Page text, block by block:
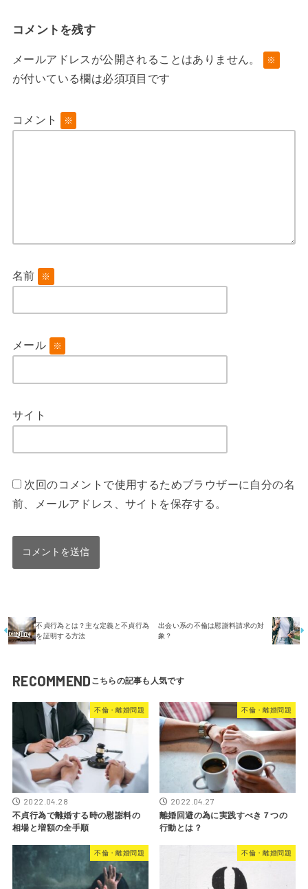
コメントを残す
メールアドレスが公開されることはありません。 ※
が付いている欄は必須項目です
コメント ※
名前 ※
メール ※
サイト
次回のコメントで使用するためブラウザーに自分の名
前、メールアドレス、サイトを保存する。
不貞行為とは？主な定義と不貞行為
を証明する方法
出会い系の不倫は慰謝料請求の対
象？
RECOMMEND
不倫・離婚問題
2022.04.28
不貞行為で離婚する時の慰謝料の
相場と増額の全手順
不倫・離婚問題
2022.04.27
離婚回避の為に実践すべき７つの
行動とは？
不倫・離婚問題 不倫・離婚問題